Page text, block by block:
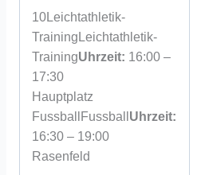
10Leichtathletik-
Training Leichtathletik-
TrainingUhrzeit: 16:00 –
17:30
Hauptplatz
Fussball
Fussball Uhrzeit:
16:30 – 19:00
Rasenfeld